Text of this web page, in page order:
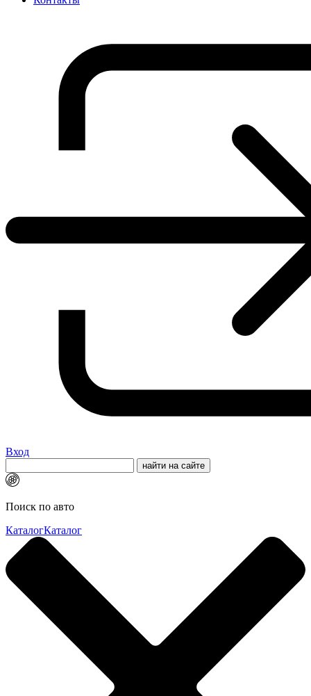
Вход
Поиск по авто
КаталогКаталог